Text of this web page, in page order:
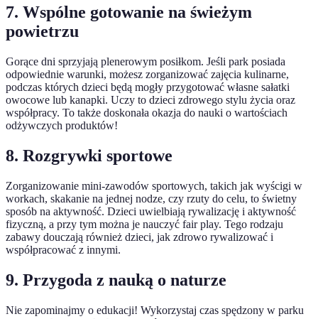
7. Wspólne gotowanie na świeżym
powietrzu
Gorące dni sprzyjają plenerowym posiłkom. Jeśli park posiada
odpowiednie warunki, możesz zorganizować zajęcia kulinarne,
podczas których dzieci będą mogły przygotować własne sałatki
owocowe lub kanapki. Uczy to dzieci zdrowego stylu życia oraz
współpracy. To także doskonała okazja do nauki o wartościach
odżywczych produktów!
8. Rozgrywki sportowe
Zorganizowanie mini-zawodów sportowych, takich jak wyścigi w
workach, skakanie na jednej nodze, czy rzuty do celu, to świetny
sposób na aktywność. Dzieci uwielbiają rywalizację i aktywność
fizyczną, a przy tym można je nauczyć fair play. Tego rodzaju
zabawy douczają również dzieci, jak zdrowo rywalizować i
współpracować z innymi.
9. Przygoda z nauką o naturze
Nie zapominajmy o edukacji! Wykorzystaj czas spędzony w parku